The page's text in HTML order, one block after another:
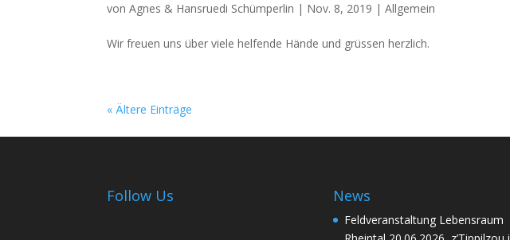
vonAgnes & Hansruedi Schümperlin | Nov. 8, 2019 |Allgemein
Wir freuen uns über viele helfende Hände und grüssen herzlich.
« Ältere Einträge
Follow Us News
Feldveranstaltung Lebensraum